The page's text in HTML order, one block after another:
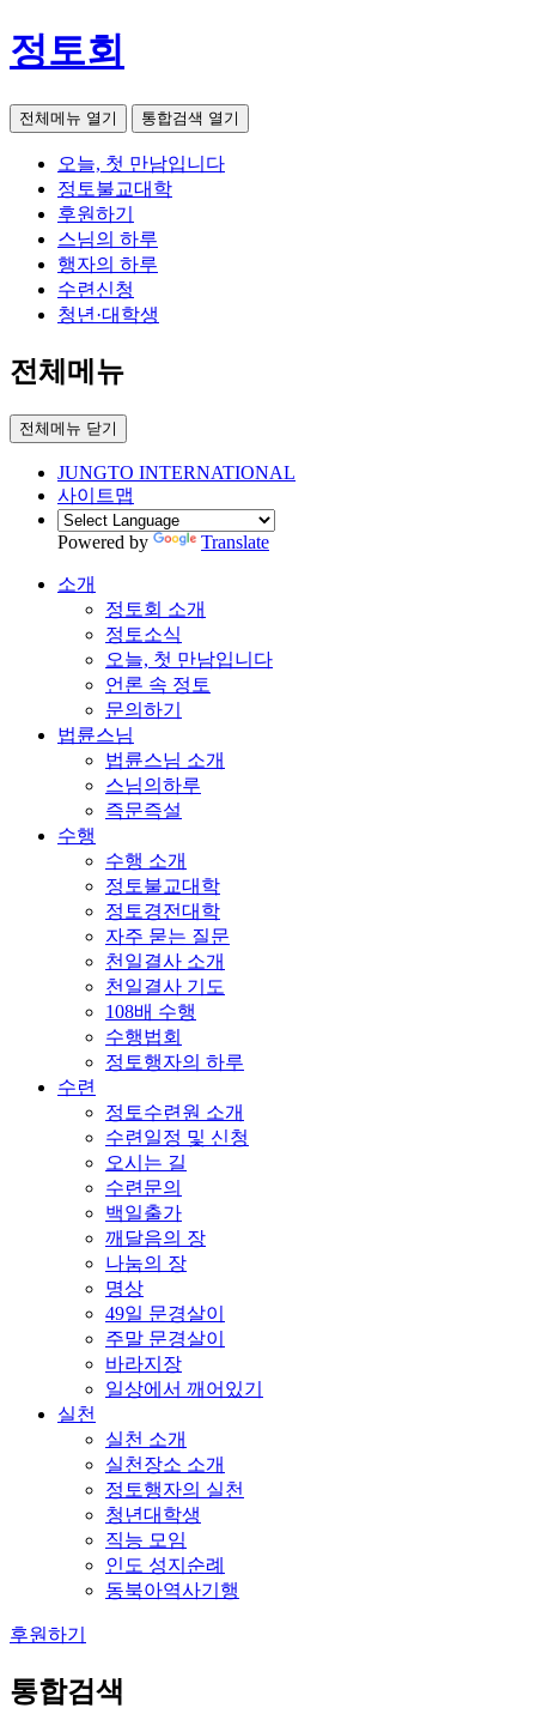
정토회
전체메뉴 열기 통합검색 열기
오늘, 첫 만남입니다
정토불교대학
후원하기
스님의 하루
행자의 하루
수련신청
청년·대학생
전체메뉴
전체메뉴 닫기
JUNGTO INTERNATIONAL
사이트맵
Powered by Translate
소개
정토회 소개
정토소식
오늘, 첫 만남입니다
언론 속 정토
문의하기
법륜스님
법륜스님 소개
스님의하루
즉문즉설
수행
수행 소개
정토불교대학
정토경전대학
자주 묻는 질문
천일결사 소개
천일결사 기도
108배 수행
수행법회
정토행자의 하루
수련
정토수련원 소개
수련일정 및 신청
오시는 길
수련문의
백일출가
깨달음의 장
나눔의 장
명상
49일 문경살이
주말 문경살이
바라지장
일상에서 깨어있기
실천
실천 소개
실천장소 소개
정토행자의 실천
청년대학생
직능 모임
인도 성지순례
동북아역사기행
후원하기
통합검색